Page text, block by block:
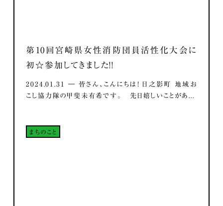
第10回宮崎県女性消防団員活性化大会に
初☆参加してきました！！
2024.01.31 ― 皆さん、こんにちは！ 日之影町 地域お
こし協力隊の甲斐未有希です。 先日嬉しいことがあ...
まちのこと